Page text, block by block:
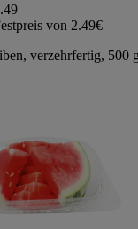
von 2.49€
verzehrfertig, 500